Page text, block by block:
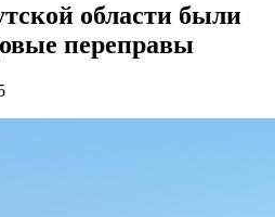
области были
переправы